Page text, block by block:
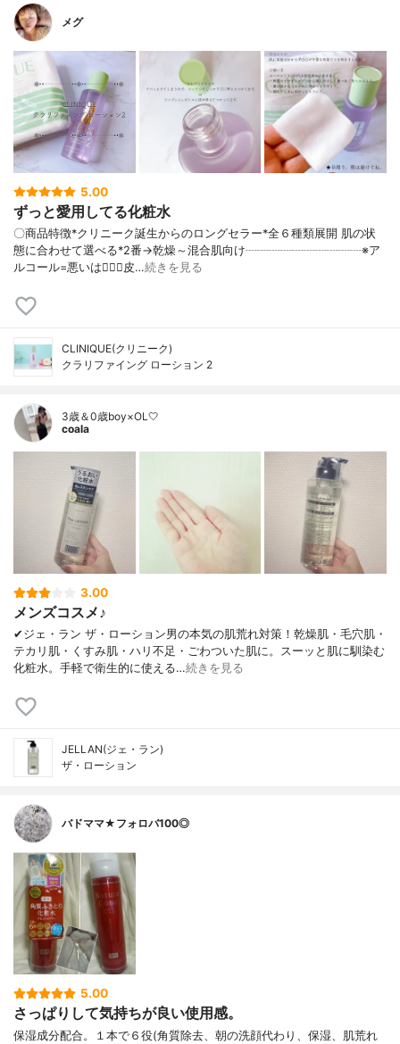
メグ
5.00
ずっと愛用してる化粧水
〇商品特徴*クリニーク誕生からのロングセラー*全６種類展開 肌の状
態に合わせて選べる*2番→乾燥～混合肌向け┈┈┈┈┈┈┈┈┈┈※ア
ルコール=悪いは🙅‍♀️❌皮…続きを見る
CLINIQUE(クリニーク)
クラリファイング ローション 2
3歳＆0歳boy×OL🤍
coala
3.00
メンズコスメ♪
✔︎ジェ・ラン ザ・ローション男の本気の肌荒れ対策！乾燥肌・毛穴肌・
テカリ肌・くすみ肌・ハリ不足・ごわついた肌に。スーッと肌に馴染む
化粧水。手軽で衛生的に使える…続きを見る
JELLAN(ジェ・ラン)
ザ・ローション
バドママ★フォロバ100◎
5.00
さっぱりして気持ちが良い使用感。
保湿成分配合。１本で６役(角質除去、朝の洗顔代わり、保湿、肌荒れ